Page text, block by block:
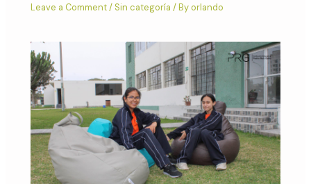
Leave a Comment/ Sin categoría / Byorlando